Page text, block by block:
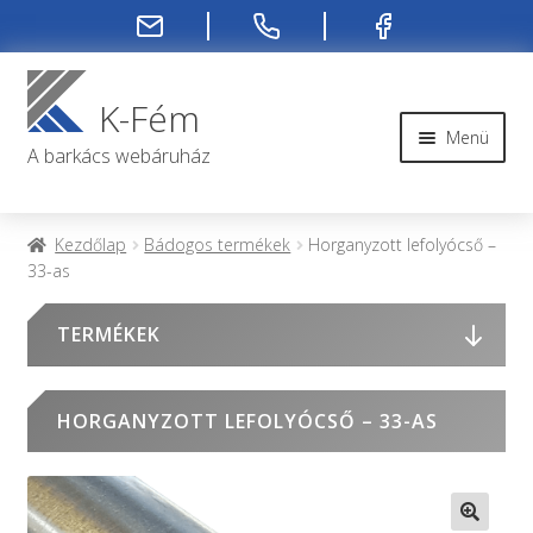
Ugrás
a
navigációhoz
Kilépés
a
tartalombaK-Fém
A barkács webáruház
Menü
Kapcsolat
Rendelés menete
Rólunk
Fiókom
Kezdőlap Bádogos termékek
Horganyzott lefolyócső –
33-as
HORGANYZOTT LEFOLYÓCSŐ – 33-AS
TERMÉKEK